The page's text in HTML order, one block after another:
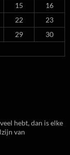
15
16
22
23
29
30
hebt, dan is elke
van